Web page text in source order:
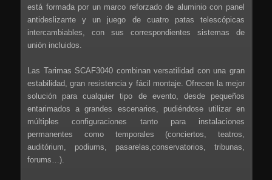
está formada por un marco reforzado de aluminio con panel
antideslizante y un juego de cuatro patas telescópicas
intercambiables, con sus correspondientes sistemas de
unión incluidos.
Las Tarimas SCAF3040 combinan versatilidad con una gran
estabilidad, gran resistencia y fácil montaje. Ofrecen la mejor
solución para cualquier tipo de evento, desde pequeños
entarimados a grandes escenarios, pudiéndose utilizar en
múltiples configuraciones tanto para instalaciones
permanentes como temporales (conciertos, teatros,
auditórium, podiums, pasarelas,conservatorios, tribunas,
forums…).